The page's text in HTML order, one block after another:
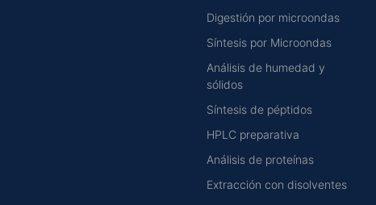
Digestión por microondas
Síntesis por Microondas
Análisis de humedad y
sólidos
Síntesis de péptidos
HPLC preparativa
Análisis de proteínas
Extracción con disolventes